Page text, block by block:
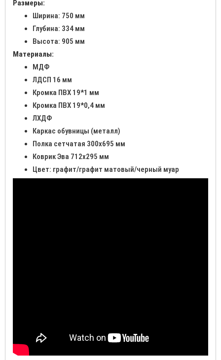
Размеры:
Ширина: 750 мм
Глубина: 334 мм
Высота: 905 мм
Материалы:
МДФ
ЛДСП 16 мм
Кромка ПВХ 19*1 мм
Кромка ПВХ 19*0,4 мм
ЛХДФ
Каркас обувницы (металл)
Полка сетчатая 300х695 мм
Коврик Эва 712х295 мм
Цвет: графит/графит матовый/черный муар